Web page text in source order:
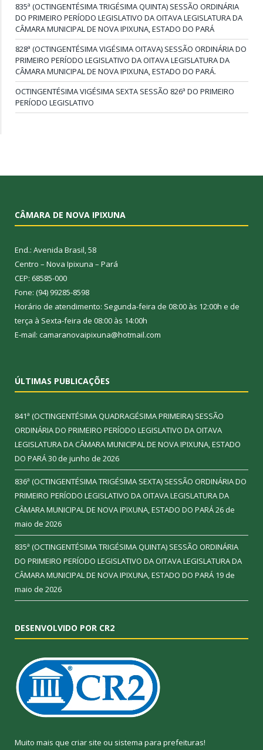
835ª (OCTINGENTÉSIMA TRIGÉSIMA QUINTA) SESSÃO ORDINÁRIA
DO PRIMEIRO PERÍODO LEGISLATIVO DA OITAVA LEGISLATURA DA
CÂMARA MUNICIPAL DE NOVA IPIXUNA, ESTADO DO PARÁ
828ª (OCTINGENTÉSIMA VIGÉSIMA OITAVA) SESSÃO ORDINÁRIA DO
PRIMEIRO PERÍODO LEGISLATIVO DA OITAVA LEGISLATURA DA
CÂMARA MUNICIPAL DE NOVA IPIXUNA, ESTADO DO PARÁ.
OCTINGENTÉSIMA VIGÉSIMA SEXTA SESSÃO 826ª DO PRIMEIRO
PERÍODO LEGISLATIVO
CÂMARA DE NOVA IPIXUNA
End.: Avenida Brasil, 58
Centro – Nova Ipixuna – Pará
CEP: 68585-000
Fone: (94) 99285-8598
Horário de atendimento: Segunda-feira de 08:00 às 12:00h e de
terça à Sexta-feira de 08:00 às 14:00h
E-mail: camaranovaipixuna@hotmail.com
ÚLTIMAS PUBLICAÇÕES
841ª (OCTINGENTÉSIMA QUADRAGÉSIMA PRIMEIRA) SESSÃO
ORDINÁRIA DO PRIMEIRO PERÍODO LEGISLATIVO DA OITAVA
LEGISLATURA DA CÂMARA MUNICIPAL DE NOVA IPIXUNA, ESTADO
DO PARÁ30 de junho de 2026
836ª (OCTINGENTÉSIMA TRIGÉSIMA SEXTA) SESSÃO ORDINÁRIA DO
PRIMEIRO PERÍODO LEGISLATIVO DA OITAVA LEGISLATURA DA
CÂMARA MUNICIPAL DE NOVA IPIXUNA, ESTADO DO PARÁ26 de
maio de 2026
835ª (OCTINGENTÉSIMA TRIGÉSIMA QUINTA) SESSÃO ORDINÁRIA
DO PRIMEIRO PERÍODO LEGISLATIVO DA OITAVA LEGISLATURA DA
CÂMARA MUNICIPAL DE NOVA IPIXUNA, ESTADO DO PARÁ 19 de
maio de 2026
DESENVOLVIDO POR CR2
Muito mais que criar site ou sistema para prefeituras!